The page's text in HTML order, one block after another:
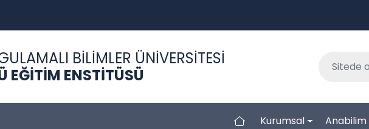
BİLİMLER ÜNİVERSİTESİ
EĞİTİM ENSTİTÜSÜ
Kurumsal Anabilim